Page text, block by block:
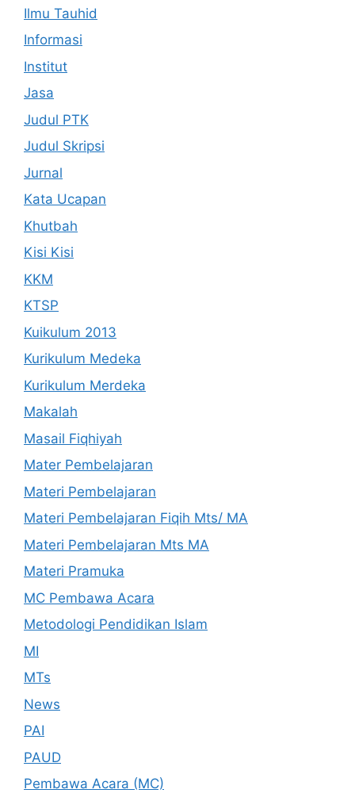
Ilmu Tauhid
Informasi
Institut
Jasa
Judul PTK
Judul Skripsi
Jurnal
Kata Ucapan
Khutbah
Kisi Kisi
KKM
KTSP
Kuikulum 2013
Kurikulum Medeka
Kurikulum Merdeka
Makalah
Masail Fiqhiyah
Mater Pembelajaran
Materi Pembelajaran
Materi Pembelajaran Fiqih Mts/ MA
Materi Pembelajaran Mts MA
Materi Pramuka
MC Pembawa Acara
Metodologi Pendidikan Islam
MI
MTs
News
PAI
PAUD
Pembawa Acara (MC)